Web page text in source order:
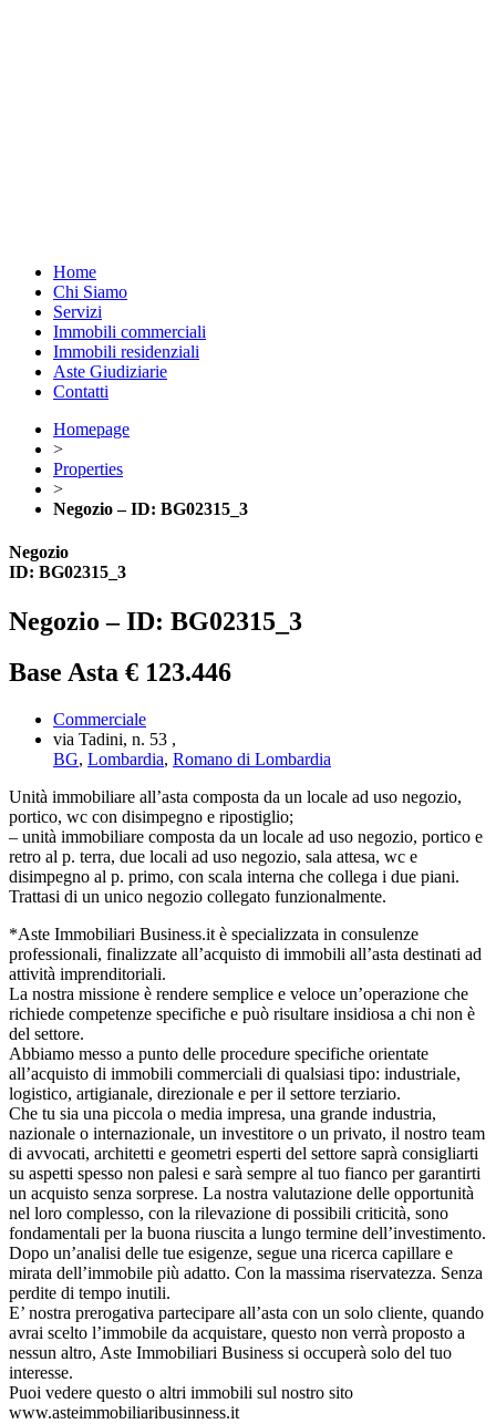
Home
Chi Siamo
Servizi
Immobili commerciali
Immobili residenziali
Aste Giudiziarie
Contatti
Homepage
>
Properties
>
Negozio – ID: BG02315_3
Negozio
ID: BG02315_3
Negozio – ID: BG02315_3
Base Asta € 123.446
Commerciale
via Tadini, n. 53 ,
BG, Lombardia, Romano di Lombardia
Unità immobiliare all’asta composta da un locale ad uso negozio,
portico, wc con disimpegno e ripostiglio;
– unità immobiliare composta da un locale ad uso negozio, portico e
retro al p. terra, due locali ad uso negozio, sala attesa, wc e
disimpegno al p. primo, con scala interna che collega i due piani.
Trattasi di un unico negozio collegato funzionalmente.
*Aste Immobiliari Business.it è specializzata in consulenze
professionali, finalizzate all’acquisto di immobili all’asta destinati ad
attività imprenditoriali.
La nostra missione è rendere semplice e veloce un’operazione che
richiede competenze specifiche e può risultare insidiosa a chi non è
del settore.
Abbiamo messo a punto delle procedure specifiche orientate
all’acquisto di immobili commerciali di qualsiasi tipo: industriale,
logistico, artigianale, direzionale e per il settore terziario.
Che tu sia una piccola o media impresa, una grande industria,
nazionale o internazionale, un investitore o un privato, il nostro team
di avvocati, architetti e geometri esperti del settore saprà consigliarti
su aspetti spesso non palesi e sarà sempre al tuo fianco per garantirti
un acquisto senza sorprese. La nostra valutazione delle opportunità
nel loro complesso, con la rilevazione di possibili criticità, sono
fondamentali per la buona riuscita a lungo termine dell’investimento.
Dopo un’analisi delle tue esigenze, segue una ricerca capillare e
mirata dell’immobile più adatto. Con la massima riservatezza. Senza
perdite di tempo inutili.
E’ nostra prerogativa partecipare all’asta con un solo cliente, quando
avrai scelto l’immobile da acquistare, questo non verrà proposto a
nessun altro, Aste Immobiliari Business si occuperà solo del tuo
interesse.
Puoi vedere questo o altri immobili sul nostro sito
www.asteimmobiliaribusinness.it